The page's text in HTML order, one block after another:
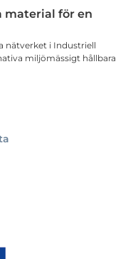
material för en
nätverket i Industriell
miljömässigt hållbara